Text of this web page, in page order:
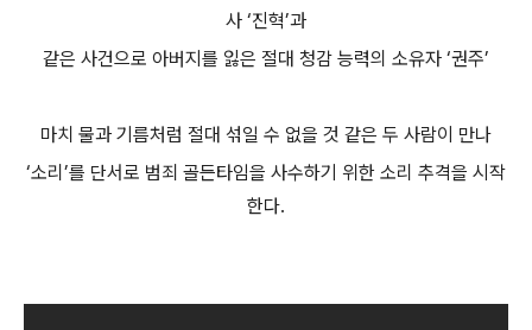
사 ‘진혁’과
같은 사건으로 아버지를 잃은 절대 청감 능력의 소유자 ‘권주’
마치 물과 기름처럼 절대 섞일 수 없을 것 같은 두 사람이 만나
‘소리’를 단서로 범죄 골든타임을 사수하기 위한 소리 추격을 시작
한다.